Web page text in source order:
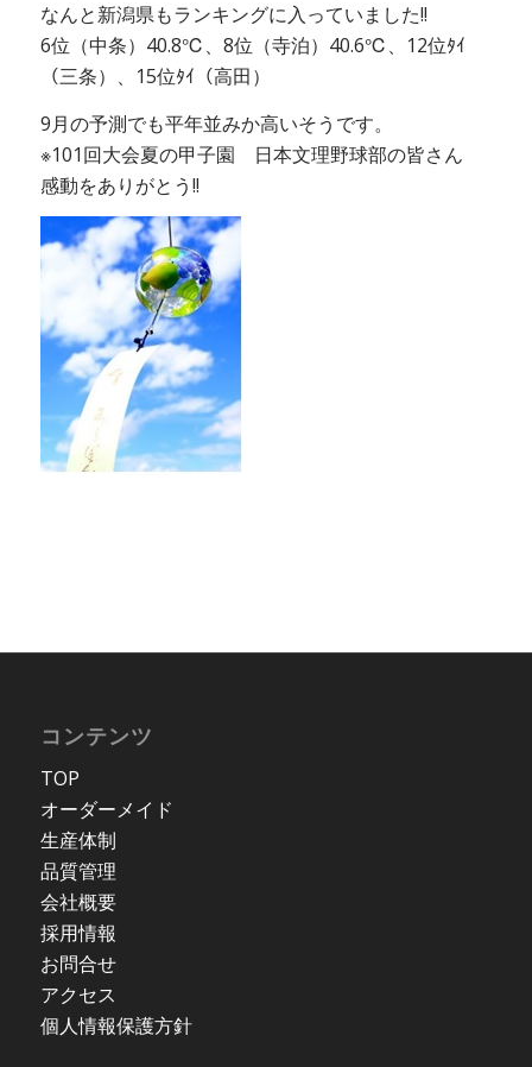
なんと新潟県もランキングに入っていました!!
6位（中条）40.8℃、8位（寺泊）40.6℃、12位ﾀｲ
（三条）、15位ﾀｲ（高田）
9月の予測でも平年並みか高いそうです。
※101回大会夏の甲子園 日本文理野球部の皆さん
感動をありがとう!!
コンテンツ
TOP
オーダーメイド
生産体制
品質管理
会社概要
採用情報
お問合せ
アクセス
個人情報保護方針